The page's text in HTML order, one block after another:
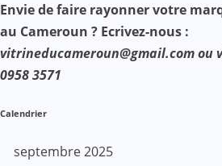
Envie de faire rayonner votre
au Cameroun ? Ecrivez-nous :
vitrineducameroun@gmail.com ou
0958 3571
Calendrier
septembre 2025